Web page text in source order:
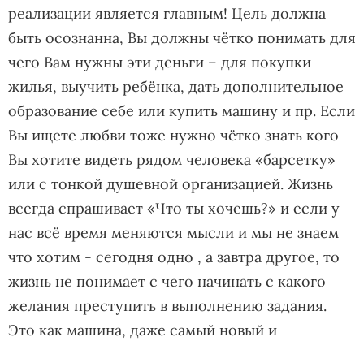
реализации является главным! Цель должна
быть осознанна, Вы должны чётко понимать для
чего Вам нужны эти деньги – для покупки
жилья, выучить ребёнка, дать дополнительное
образование себе или купить машину и пр. Если
Вы ищете любви тоже нужно чётко знать кого
Вы хотите видеть рядом человека «барсетку»
или с тонкой душевной организацией. Жизнь
всегда спрашивает «Что ты хочешь?» и если у
нас всё время меняются мысли и мы не знаем
что хотим - сегодня одно , а завтра другое, то
жизнь не понимает с чего начинать с какого
желания преступить в выполнению задания.
Это как машина, даже самый новый и